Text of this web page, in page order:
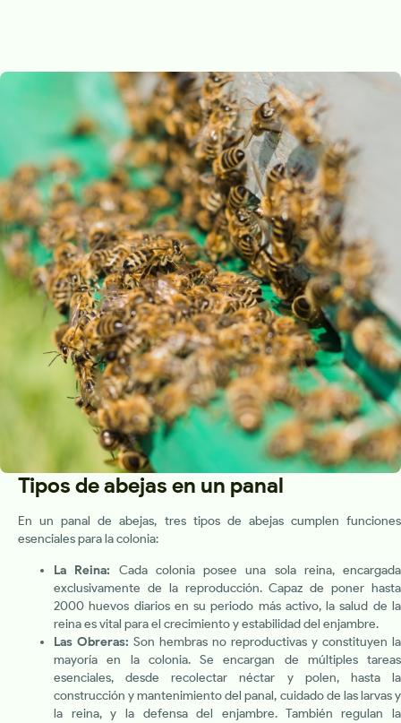
Tipos de abejas en un panal
En un panal de abejas, tres tipos de abejas cumplen funciones
esenciales para la colonia:
La Reina: Cada colonia posee una sola reina, encargada
exclusivamente de la reproducción. Capaz de poner hasta
2000 huevos diarios en su periodo más activo, la salud de la
reina es vital para el crecimiento y estabilidad del enjambre.
Las Obreras: Son hembras no reproductivas y constituyen la
mayoría en la colonia. Se encargan de múltiples tareas
esenciales, desde recolectar néctar y polen, hasta la
construcción y mantenimiento del panal, cuidado de las larvas y
la reina, y la defensa del enjambre. También regulan la